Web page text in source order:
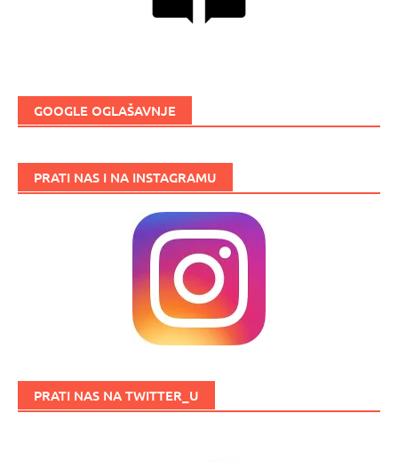
GOOGLE OGLAŠAVNJE
PRATI NAS I NA INSTAGRAMU
PRATI NAS NA TWITTER_U